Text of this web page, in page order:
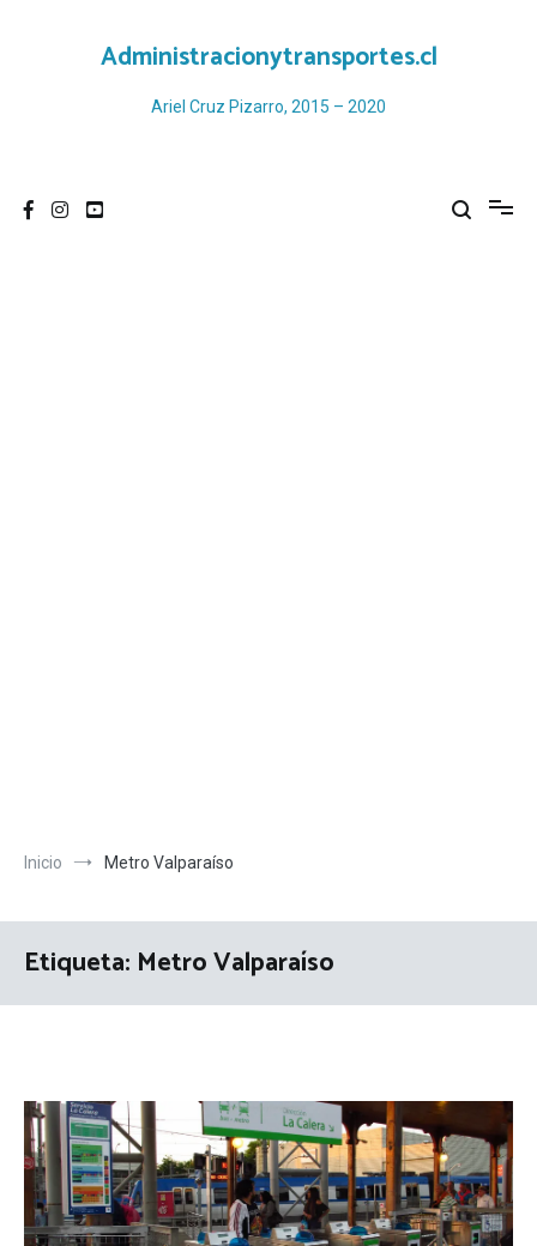
Administracionytransportes.cl
Ariel Cruz Pizarro, 2015 – 2020
Inicio Metro Valparaíso
Etiqueta: Metro Valparaíso